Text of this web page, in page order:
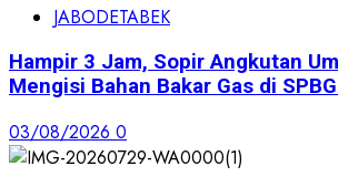
JABODETABEK
Hampir 3 Jam, Sopir Angkutan
Mengisi Bahan Bakar Gas di
03/08/2026 0